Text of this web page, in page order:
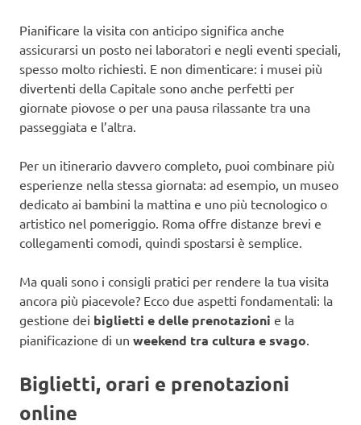
Pianificare la visita con anticipo significa anche
assicurarsi un posto nei laboratori e negli eventi speciali,
spesso molto richiesti. E non dimenticare: i musei più
divertenti della Capitale sono anche perfetti per
giornate piovose o per una pausa rilassante tra una
passeggiata e l’altra.
Per un itinerario davvero completo, puoi combinare più
esperienze nella stessa giornata: ad esempio, un museo
dedicato ai bambini la mattina e uno più tecnologico o
artistico nel pomeriggio. Roma offre distanze brevi e
collegamenti comodi, quindi spostarsi è semplice.
Ma quali sono i consigli pratici per rendere la tua visita
ancora più piacevole? Ecco due aspetti fondamentali: la
gestione dei biglietti e delle prenotazioni e la
pianificazione di un weekend tra cultura e svago
Biglietti, orari e prenotazioni
online